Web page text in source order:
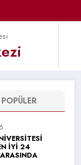
POPÜLER
İYİ 24